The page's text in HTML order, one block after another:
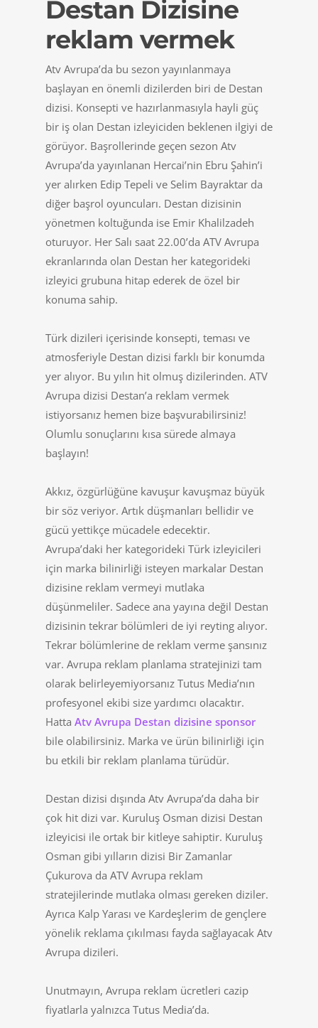
Destan Dizisine
reklam vermek
Atv Avrupa’da bu sezon yayınlanmaya
başlayan en önemli dizilerden biri de Destan
dizisi. Konsepti ve hazırlanmasıyla hayli güç
bir iş olan Destan izleyiciden beklenen ilgiyi de
görüyor. Başrollerinde geçen sezon Atv
Avrupa’da yayınlanan Hercai’nin Ebru Şahin’i
yer alırken Edip Tepeli ve Selim Bayraktar da
diğer başrol oyuncuları. Destan dizisinin
yönetmen koltuğunda ise Emir Khalilzadeh
oturuyor. Her Salı saat 22.00’da ATV Avrupa
ekranlarında olan Destan her kategorideki
izleyici grubuna hitap ederek de özel bir
konuma sahip.
Türk dizileri içerisinde konsepti, teması ve
atmosferiyle Destan dizisi farklı bir konumda
yer alıyor. Bu yılın hit olmuş dizilerinden. ATV
Avrupa dizisi Destan’a reklam vermek
istiyorsanız hemen bize başvurabilirsiniz!
Olumlu sonuçlarını kısa sürede almaya
başlayın!
Akkız, özgürlüğüne kavuşur kavuşmaz büyük
bir söz veriyor. Artık düşmanları bellidir ve
gücü yettikçe mücadele edecektir.
Avrupa’daki her kategorideki Türk izleyicileri
için marka bilinirliği isteyen markalar Destan
dizisine reklam vermeyi mutlaka
düşünmeliler. Sadece ana yayına değil Destan
dizisinin tekrar bölümleri de iyi reyting alıyor.
Tekrar bölümlerine de reklam verme şansınız
var. Avrupa reklam planlama stratejinizi tam
olarak belirleyemiyorsanız Tutus Media’nın
profesyonel ekibi size yardımcı olacaktır.
Hatta Atv Avrupa Destan dizisine sponsor
bile olabilirsiniz. Marka ve ürün bilinirliği için
bu etkili bir reklam planlama türüdür.
Destan dizisi dışında Atv Avrupa’da daha bir
çok hit dizi var. Kuruluş Osman dizisi Destan
izleyicisi ile ortak bir kitleye sahiptir. Kuruluş
Osman gibi yılların dizisi Bir Zamanlar
Çukurova da ATV Avrupa reklam
stratejilerinde mutlaka olması gereken diziler.
Ayrıca Kalp Yarası ve Kardeşlerim de gençlere
yönelik reklama çıkılması fayda sağlayacak Atv
Avrupa dizileri.
Unutmayın, Avrupa reklam ücretleri cazip
fiyatlarla yalnızca Tutus Media’da.